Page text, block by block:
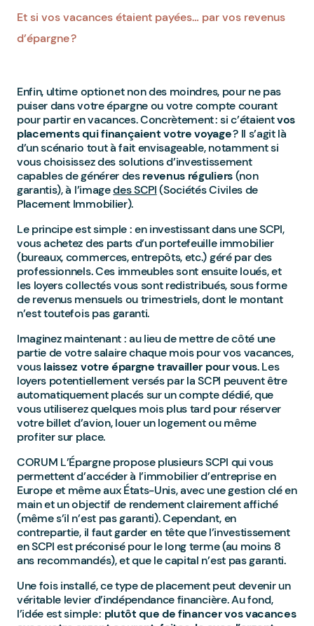
Et si vos vacances étaient payées… par vos revenus
d’épargne ?
Enfin, ultime option et non des moindres, pour ne pas
puiser dans votre épargne ou votre compte courant
pour partir en vacances. Concrètement : si c’étaientvos
placements qui finançaient votre voyage? Il s’agit là
d’un scénario tout à fait envisageable, notamment si
vous choisissez des solutions d’investissement
capables de générer desrevenus réguliers(non
garantis), à l’imagedes SCPI(Sociétés Civiles de
Placement Immobilier).
Le principe est simple : en investissant dans une SCPI,
vous achetez des parts d’un portefeuille immobilier
(bureaux, commerces, entrepôts, etc.) géré par des
professionnels. Ces immeubles sont ensuite loués, et
les loyers collectés vous sont redistribués, sous forme
de revenus mensuels ou trimestriels, dont le montant
n’est toutefois pas garanti.
Imaginez maintenant : au lieu de mettre de côté une
partie de votre salaire chaque mois pour vos vacances,
vouslaissez votre épargne travailler pour vous. Les
loyers potentiellement versés par la SCPI peuvent être
automatiquement placés sur un compte dédié, que
vous utiliserez quelques mois plus tard pour réserver
votre billet d’avion, louer un logement ou même
profiter sur place.
CORUM L’Épargne propose plusieurs SCPI qui vous
permettent d’accéder à l’immobilier d’entreprise en
Europe et même aux États-Unis, avec une gestion clé en
main et un objectif de rendement clairement affiché
(même s’il n’est pas garanti). Cependant, en
contrepartie, il faut garder en tête que l’investissement
en SCPI est préconisé pour le long terme (au moins 8
ans recommandés), et que le capital n’est pas garanti.
Une fois installé, ce type de placement peut devenir un
véritable levier d’indépendance financière. Au fond,
l’idée est simple : plutôt que de financer vos vacances